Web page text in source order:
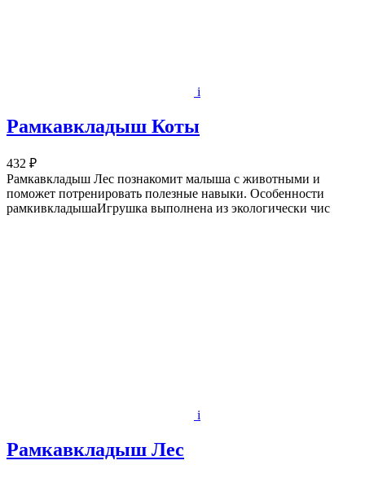
i
Рамкавкладыш Коты
432 ₽
Рамкавкладыш Лес познакомит малыша с животными и
поможет потренировать полезные навыки. Особенности
рамкивкладышаИгрушка выполнена из экологически чис
i
Рамкавкладыш Лес